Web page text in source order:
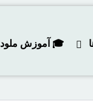
🎓 آموزش